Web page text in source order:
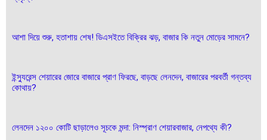
আশা দিয়ে শুরু, হতাশায় শেষ! ডিএসইতে বিক্রির ঝড়, বাজার কি নতুন মোড়ের সামনে?
ইন্স্যুরেন্স শেয়ারের জোরে বাজারে প্রাণ ফিরছে, বাড়ছে লেনদেন, বাজারের পরবর্তী গন্তব্য
কোথায়?
লেনদেন ১২০০ কোটি ছাড়ালেও সূচকে মন্দা: নিস্প্রাণ শেয়ারবাজার, নেপথ্যে কী?